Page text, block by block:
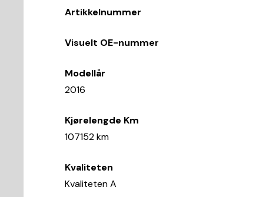
Artikkelnummer
Visuelt OE-nummer
Modellår
2016
Kjørelengde Km
107152 km
Kvaliteten
Kvaliteten A